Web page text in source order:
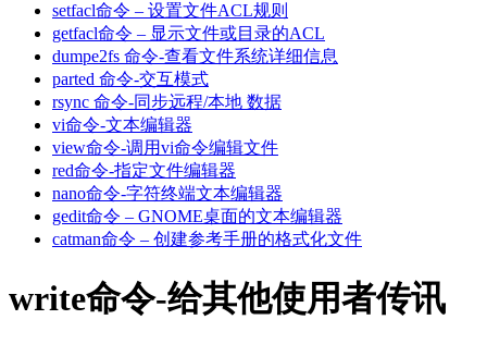
setfacl命令 – 设置文件ACL规则
getfacl命令 – 显示文件或目录的ACL
dumpe2fs 命令-查看文件系统详细信息
parted 命令-交互模式
rsync 命令-同步远程/本地 数据
vi命令-文本编辑器
view命令-调用vi命令编辑文件
red命令-指定文件编辑器
nano命令-字符终端文本编辑器
gedit命令 – GNOME桌面的文本编辑器
catman命令 – 创建参考手册的格式化文件
write命令-给其他使用者传讯